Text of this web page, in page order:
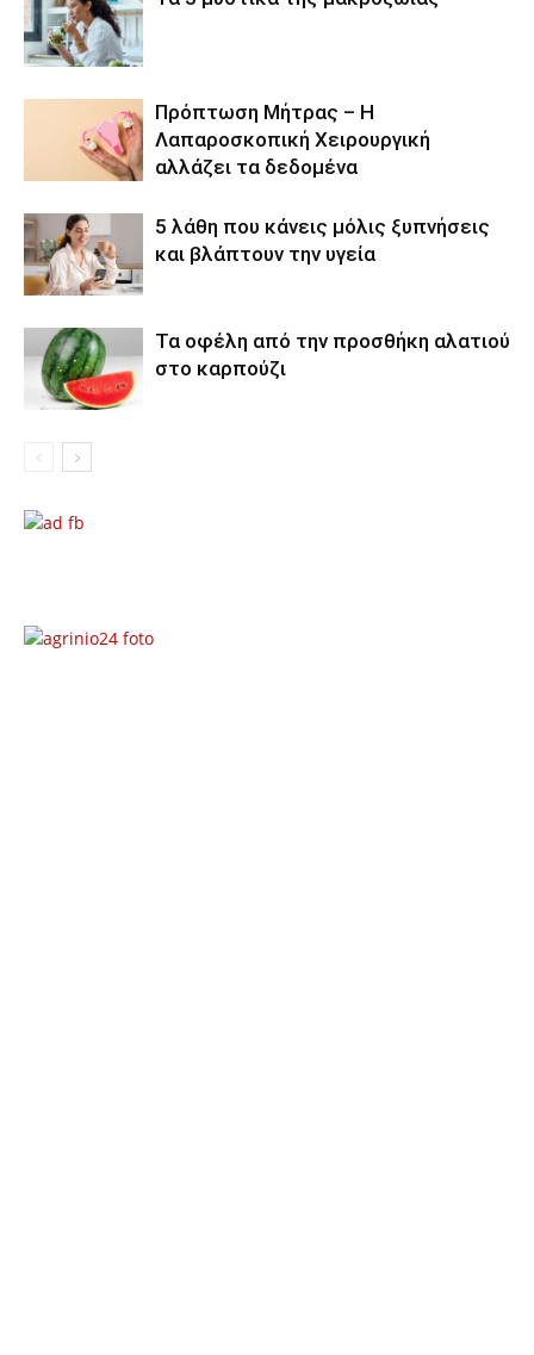
Πρόπτωση Μήτρας – Η
Λαπαροσκοπική Χειρουργική
αλλάζει τα δεδομένα
5 λάθη που κάνεις μόλις ξυπνήσεις
και βλάπτουν την υγεία
Τα οφέλη από την προσθήκη αλατιού
στο καρπούζι